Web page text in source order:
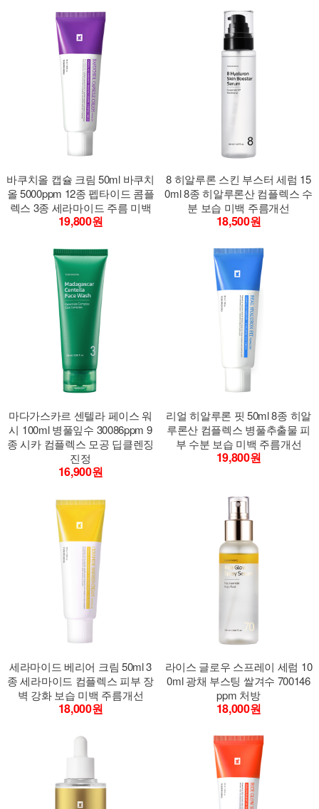
바쿠치올 캡슐 크림 50ml 바쿠치
올 5000ppm 12종 펩타이드 콤플
렉스 3종 세라마이드 주름 미백
19,800원
8 히알루론 스킨 부스터 세럼 15
0ml 8종 히알루론산 컴플렉스 수
분 보습 미백 주름개선
18,500원
마다가스카르 센텔라 페이스 워
시 100ml 병풀잎수 30086ppm 9
종 시카 컴플렉스 모공 딥클렌징
진정
16,900원
리얼 히알루론 핏 50ml 8종 히알
루론산 컴플렉스 병풀추출물 피
부 수분 보습 미백 주름개선
19,800원
세라마이드 베리어 크림 50ml 3
종 세라마이드 컴플렉스 피부 장
벽 강화 보습 미백 주름개선
18,000원
라이스 글로우 스프레이 세럼 10
0ml 광채 부스팅 쌀겨수 700146
ppm 처방
18,000원